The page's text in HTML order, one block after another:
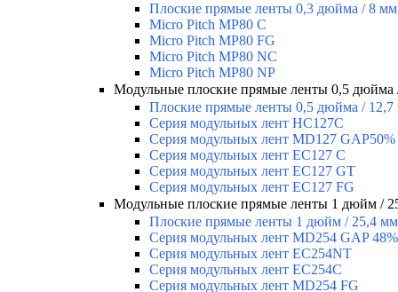
Плоские прямые ленты 0,3 дюйма / 8 мм
Micro Pitch MP80 С
Micro Pitch MP80 FG
Micro Pitch MP80 NС
Micro Pitch MP80 NP
Модульные плоские прямые ленты 0,5 дюйма
Плоские прямые ленты 0,5 дюйма /
Серия модульных лент HC127C
Серия модульных лент MD127 GAP50%
Серия модульных лент EC127 С
Серия модульных лент EC127 GT
Серия модульных лент EC127 FG
Модульные плоские прямые ленты 1 дюйм /
Плоские прямые ленты 1 дюйм / 25,4 мм
Серия модульных лент MD254 GAP 48%
Серия модульных лент EC254NT
Серия модульных лент EC254C
Серия модульных лент MD254 FG